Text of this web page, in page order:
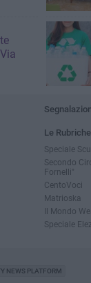
Le Rubriche
Speciale
Secondo
Fornelli"
CentoVoci
Matrioska
Il Mondo
Speciale
NEWS PLATFORM